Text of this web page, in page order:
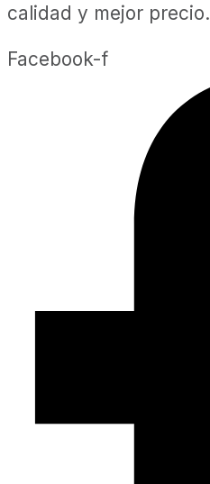
calidad y mejor precio.
Facebook-f